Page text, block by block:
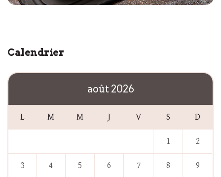
Calendrier
août 2026
L M M J V S D
1 2
3 4 5 6 7 8 9